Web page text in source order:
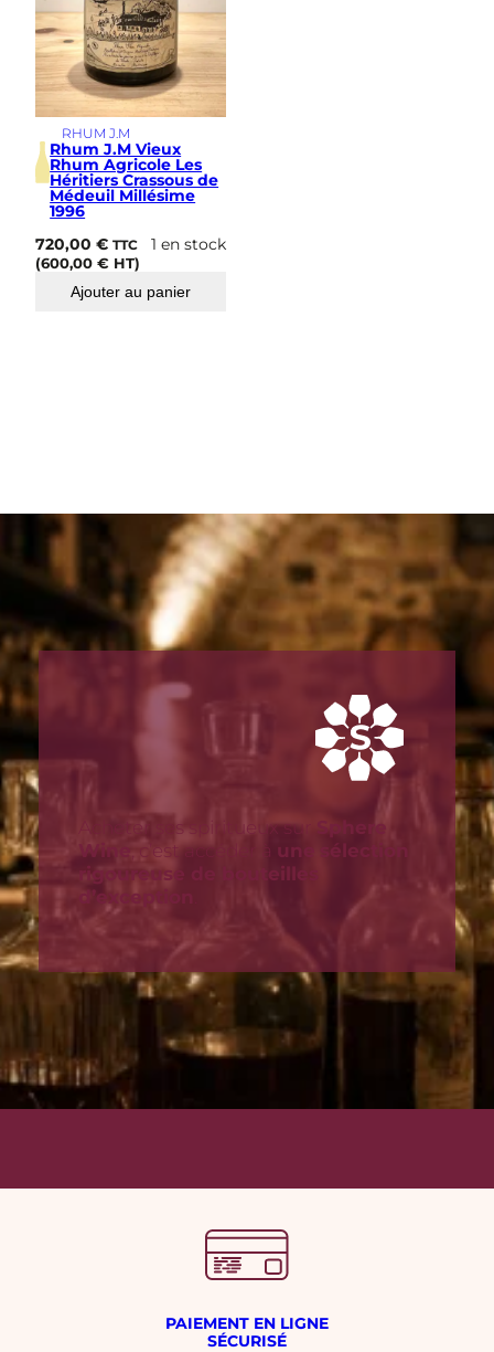
RHUM J.M
Rhum J.M Vieux
Rhum Agricole Les
Héritiers Crassous de
Médeuil Millésime
1996
720,00€ TTC
(600,00€ HT)
1 en stock
Ajouter au panier
Acheter ses spiritueux sur
Sphere
Wine , c’est accéder à une
sélection
rigoureuse de bouteilles
d’exception
PAIEMENT EN LIGNE
SÉCURISÉ